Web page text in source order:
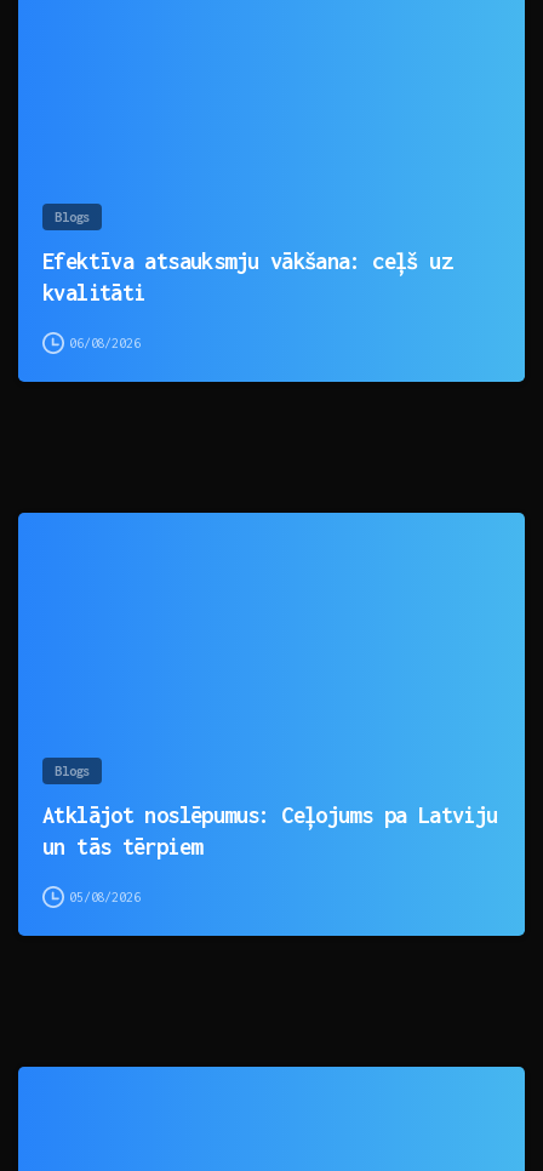
Blogs
Efektīva atsauksmju vākšana: ceļš uz
kvalitāti
06/08/2026
Blogs
Atklājot noslēpumus: Ceļojums pa Latviju
un tās tērpiem
05/08/2026